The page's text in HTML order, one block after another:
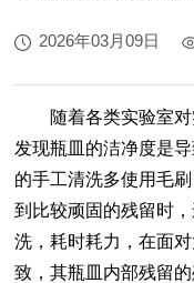
2026年03月09日
随着各类实验室对
发现瓶皿的洁净度是
的手工清洗多使用毛
到比较顽固的残留时
洗，耗时耗力，在面
致，其瓶皿内部残留